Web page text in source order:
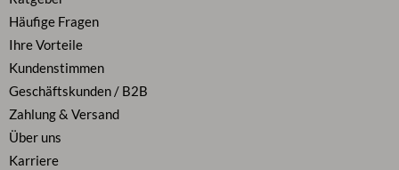
Häufige Fragen
Ihre Vorteile
Kundenstimmen
Geschäftskunden / B2B
Zahlung & Versand
Über uns
Karriere